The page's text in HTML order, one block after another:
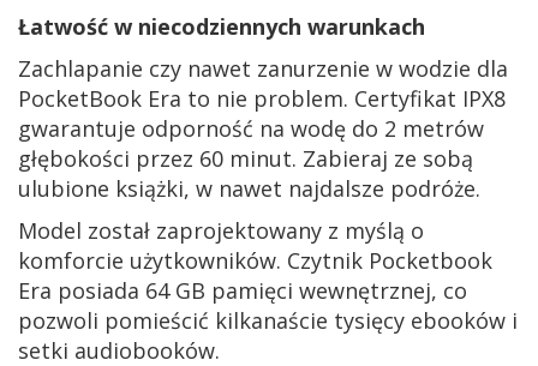
Łatwość w niecodziennych warunkach
Zachlapanie czy nawet zanurzenie w wodzie dla
PocketBook Era to nie problem. Certyfikat IPX8
gwarantuje odporność na wodę do 2 metrów
głębokości przez 60 minut. Zabieraj ze sobą
ulubione książki, w nawet najdalsze podróże.
Model został zaprojektowany z myślą o
komforcie użytkowników. Czytnik Pocketbook
Era posiada 64 GB pamięci wewnętrznej, co
pozwoli pomieścić kilkanaście tysięcy ebooków i
setki audiobooków.